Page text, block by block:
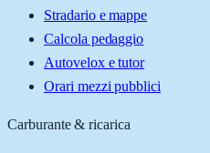
Stradario e mappe
Calcola pedaggio
Autovelox e tutor
Orari mezzi pubblici
Carburante & ricarica